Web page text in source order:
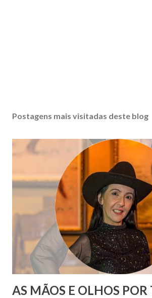
Postagens mais visitadas deste blog
AS MÃOS E OLHOS POR